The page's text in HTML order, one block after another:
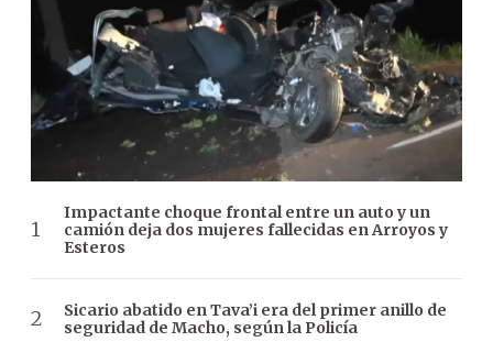
Impactante choque frontal entre un auto y un
camión deja dos mujeres fallecidas en Arroyos y
Esteros
Sicario abatido en Tava’i era del primer anillo de
seguridad de Macho, según la Policía